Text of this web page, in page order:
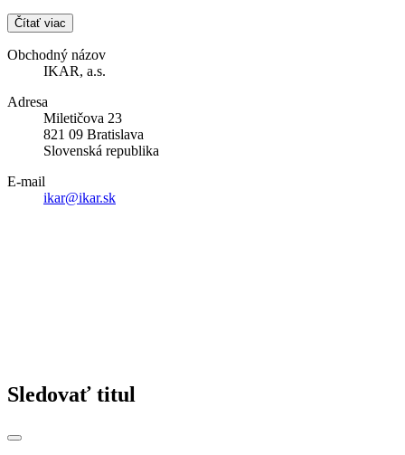
Čítať viac
Obchodný názov
IKAR, a.s.
Adresa
Miletičova 23
821 09 Bratislava
Slovenská republika
E-mail
ikar@ikar.sk
Sledovať titul